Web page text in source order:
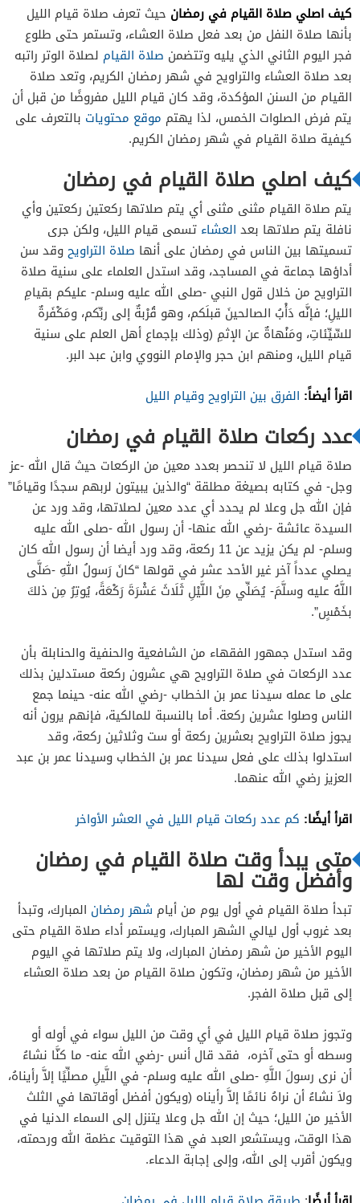
كيف اصلي صلاة القيام في رمضان حيث تعرف صلاة قيام الليل
بأنها صلاة النفل من بعد فعل صلاة العشاء، وتستمر حتى طلوع
فجر اليوم الثاني الذي يليه وتتضمن صلاة القيام لصلاة الوتر راتبه
بعد صلاة العشاء والتراويح في شهر رمضان الكريم، وتعد صلاة
القيام من السنن المؤكدة، وقد كان قيام الليل مفروضًا من قبل أن
يتم فرض الصلوات الخمس، لذا يهتم موقع محتويات بالتعرف على
كيفية صلاة القيام في شهر رمضان الكريم.
كيف اصلي صلاة القيام في رمضان
يتم صلاة القيام مثنى مثنى أي يتم صلاتها ركعتين ركعتين وأي
نافلة يتم صلاتها بعد العشاء تسمى قيام الليل، ولكن جرى
تسميتها بين الناس في رمضان على أنها صلاة التراويحوقد سن
أداؤها جماعة في المساجد، وقد استدل العلماء على سنية صلاة
التراويح من خلال قول النبي -صلى الله عليه وسلم- عليكم بقيامِ
الليلِ؛ فإنَّه دَأْبُ الصالحينَ قبلَكم، وهو قُرْبةٌ إلى ربِّكم، ومَكْفَرةٌ
للسِّيِّئاتِ، ومَنْهاةٌ عن الإثمِ (وذلك بإجماع أهل العلم على سنية
قيام الليل، ومنهم ابن حجر والإمام النووي وابن عبد البر.
اقرأ أيضاً: الفرق بين التراويح وقيام الليل
عدد ركعات صلاة القيام في رمضان
صلاة قيام الليل لا تنحصر بعدد معين من الركعات حيث قال الله -عز
وجل- في كتابه بصيغة مطلقة “والذين يبيتون لربهم سجدًا وقيامًا”
فإن الله جل وعلا لم يحدد أي عدد معين لصلاتها، وقد ورد عن
السيدة عائشة -رضي الله عنها- أن رسول الله -صلى الله عليه
وسلم- لم يكن يزيد عن 11 ركعة، وقد ورد أيضا أن رسول الله كان
يصلي عدداً آخر غير الأحد عشر في قولها “كانَ رَسولُ اللهِ -صَلَّى
اللَّهُ عليه وسلَّمَ- يُصَلِّي مِنَ اللَّيْلِ ثَلَاثَ عَشْرَةَ رَكْعَةً، يُوتِرُ مِن ذلكَ
بخَمْسٍ”.
وقد استدل جمهور الفقهاء من الشافعية والحنفية والحنابلة بأن
عدد الركعات في صلاة التراويح هي عشرون ركعة مستدلين بذلك
على ما عمله سيدنا عمر بن الخطاب -رضي الله عنه- حينما جمع
الناس وصلوا عشرين ركعة. أما بالنسبة للمالكية، فإنهم يرون أنه
يجوز صلاة التراويح بعشرين ركعة أو ست وثلاثين ركعة، وقد
استدلوا بذلك على فعل سيدنا عمر بن الخطاب وسيدنا عمر بن عبد
العزيز رضي الله عنهما.
اقرأ أيضًا: كم عدد ركعات قيام الليل في العشر الأواخر
متى يبدأ وقت صلاة القيام في رمضان
وأفضل وقت لها
تبدأ صلاة القيام في أول يوم من أيام شهر رمضان المبارك، وتبدأ
بعد غروب أول ليالي الشهر المبارك، ويستمر أداء صلاة القيام حتى
اليوم الأخير من شهر رمضان المبارك، ولا يتم صلاتها في اليوم
الأخير من شهر رمضان، وتكون صلاة القيام من بعد صلاة العشاء
إلى قبل صلاة الفجر.
وتجوز صلاة قيام الليل في أي وقت من الليل سواء في أوله أو
وسطه أو حتى آخره، فقد قال أنس -رضي الله عنه- ما كنَّا نشاءُ
أن نرى رسولَ اللَّهِ -صلى الله عليه وسلم- في اللَّيلِ مصلِّيًا إلاَّ رأيناهُ،
ولاَ نشاءُ أن نراهُ نائمًا إلاَّ رأيناه (ويكون أفضل أوقاتها في الثلث
الأخير من الليل؛ حيث إن الله جل وعلا يتنزل إلى السماء الدنيا في
هذا الوقت، ويستشعر العبد في هذا التوقيت عظمة الله ورحمته،
ويكون أقرب إلى الله، وإلى إجابة الدعاء.